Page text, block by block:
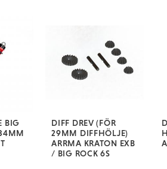
BIG
DIFF DREV (FÖR
29MM DIFFHÖLJE)
ARRMA KRATON EXB
/ BIG ROCK 6S